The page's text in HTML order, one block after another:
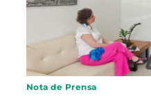
Nota de Prensa